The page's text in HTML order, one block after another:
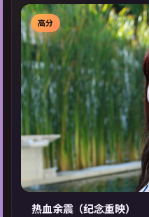
高分
热血余震（纪念重映）